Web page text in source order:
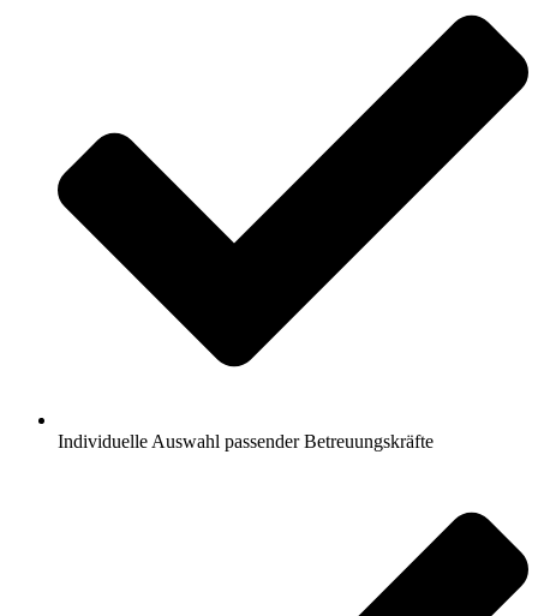
Individuelle Auswahl passender Betreuungskräfte